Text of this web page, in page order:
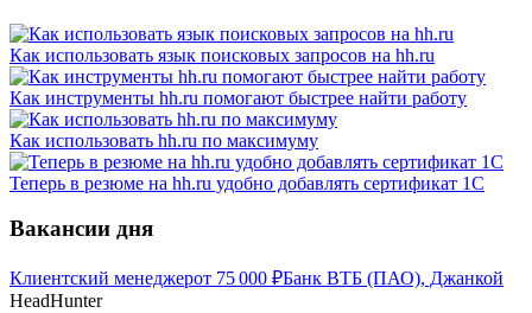
Как использовать язык поисковых запросов на hh.ru
Как инструменты hh.ru помогают быстрее найти работу
Как использовать hh.ru по максимуму
Теперь в резюме на hh.ru удобно добавлять сертификат 1С
Вакансии дня
Клиентский менеджерот 75 000 ₽Банк ВТБ (ПАО), Джанкой
HeadHunter